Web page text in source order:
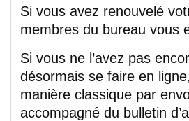
Si vous avez renouvelé
membres du bureau vous
Si vous ne l’avez pas
désormais se faire en
manière classique par
accompagné du bulletin